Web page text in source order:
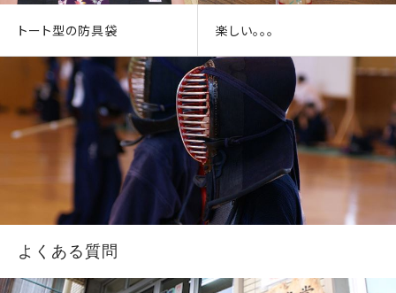
トート型の防具袋 楽しい。。。
よくある質問